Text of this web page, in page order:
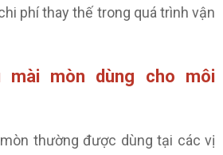
phí thay thế trong quá trình vận
mài mòn dùng cho môi
thường được dùng tại các vị